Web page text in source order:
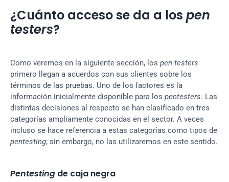
¿Cuánto acceso se da a los pen
testers?
Como veremos en la siguiente sección, los pen testers
primero llegan a acuerdos con sus clientes sobre los
términos de las pruebas. Uno de los factores es la
información inicialmente disponible para los pentesters. Las
distintas decisiones al respecto se han clasificado en tres
categorías ampliamente conocidas en el sector. A veces
pentesting; sin embargo, no las utilizaremos en este sentido.
Pentesting de caja negra